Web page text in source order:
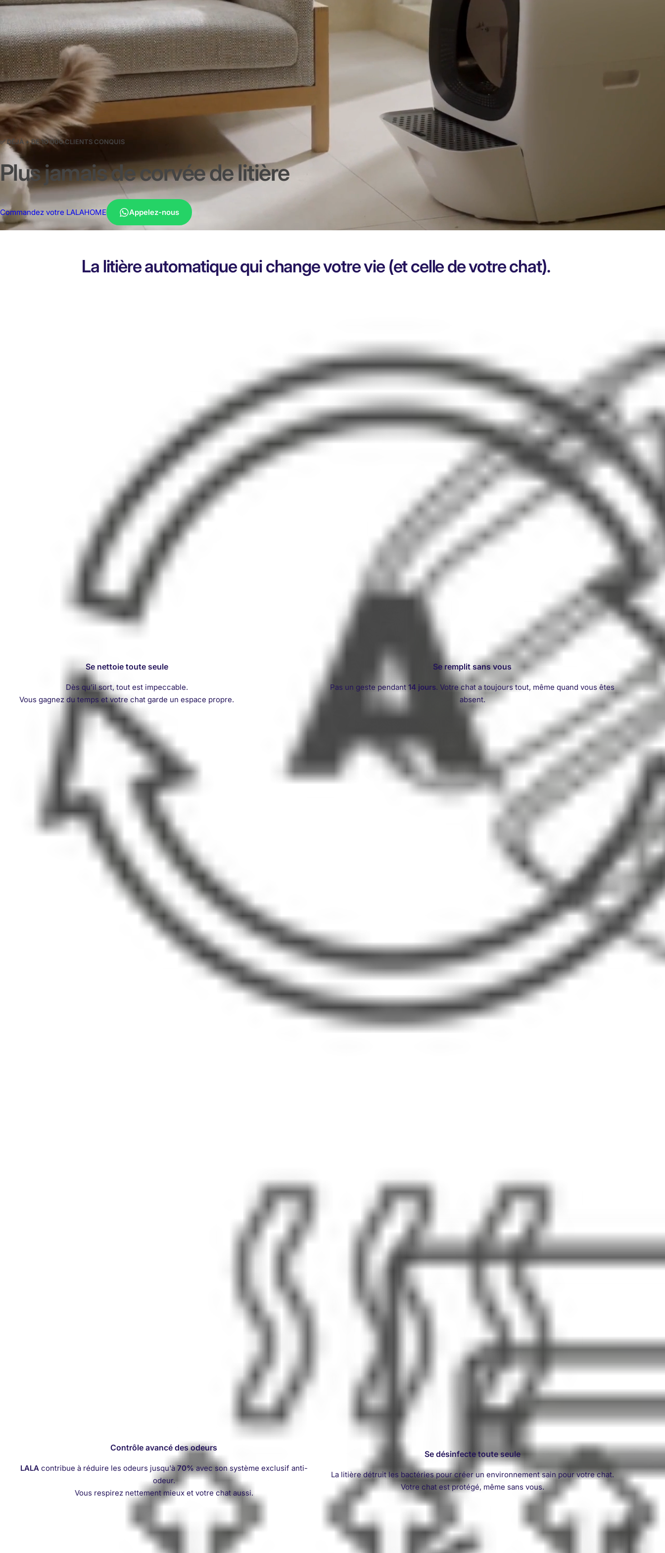
✅ DÉJÀ + DE 10 000 CLIENTS CONQUIS
Plus jamais de corvée de litière
Commandez votre LALAHOME Appelez-nous
La litière automatique qui change votre vie (et celle de votre chat).
Se nettoie toute seule
Dès qu’il sort, tout est impeccable.
Vous gagnez du temps et votre chat garde un espace propre.
Se remplit sans vous
Pas un geste pendant14 jours. Votre chat a toujours tout, même quand vous êtes
absent.
Contrôle avancé des odeurs
LALA contribue à réduire les odeurs jusqu'à70%avec son système exclusif anti-
odeur.
Vous respirez nettement mieux et votre chat aussi.
Se désinfecte toute seule
La litière détruit les bactéries pour créer un environnement sain pour votre chat.
Votre chat est protégé, même sans vous.